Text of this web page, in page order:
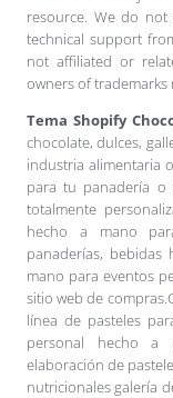
resource. We do
technical support
not affiliated or
owners of trademarks
Tema Shopify
chocolate, dulces,
industria alimentaria
para tu panadería o
totalmente
hecho a mano
panaderías, bebidas
mano para eventos
sitio web de
línea de pasteles
personal hecho a
elaboración de
nutricionales galería